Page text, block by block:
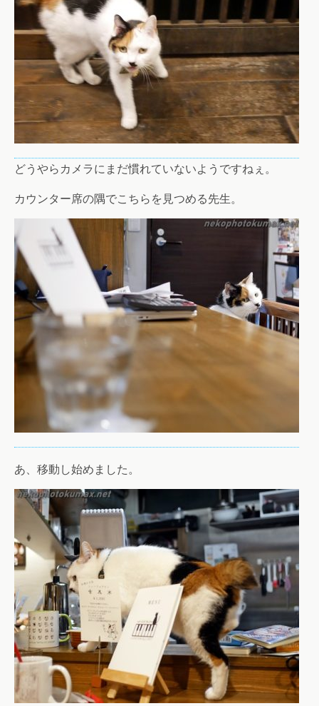
どうやらカメラにまだ慣れていないようですねぇ。
カウンター席の隅でこちらを見つめる先生。
あ、移動し始めました。